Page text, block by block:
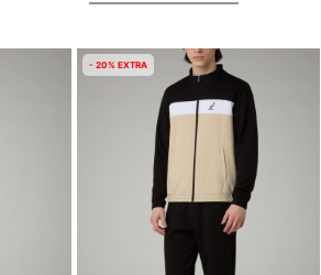
- 20% EXTRA